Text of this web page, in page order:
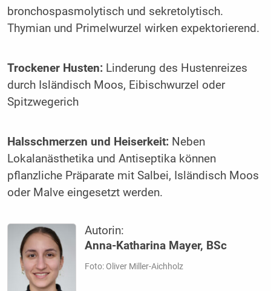
bronchospasmolytisch und sekretolytisch.
Thymian und Primelwurzel wirken expektorierend.
Trockener Husten:Linderung des Hustenreizes
durch Isländisch Moos, Eibischwurzel oder
Spitzwegerich
Halsschmerzen und Heiserkeit:Neben
Lokalanästhetika und Antiseptika können
pflanzliche Präparate mit Salbei, Isländisch Moos
oder Malve eingesetzt werden.
Autorin:
Anna-Katharina Mayer, BSc
Foto: Oliver Miller-Aichholz